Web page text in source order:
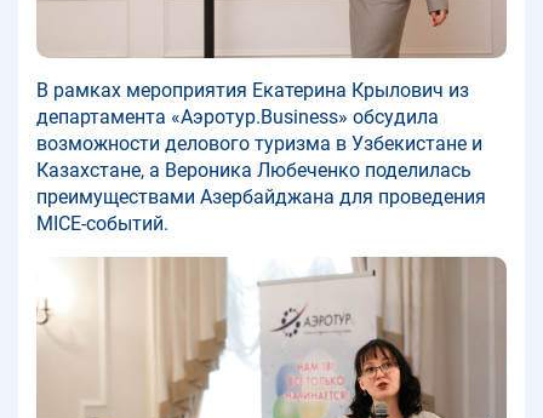
В рамках мероприятия Екатерина Крылович из
департамента «Аэротур.Business» обсудила
возможности делового туризма в Узбекистане и
Казахстане, а Вероника Любеченко поделилась
преимуществами Азербайджана для проведения
MICE-событий.